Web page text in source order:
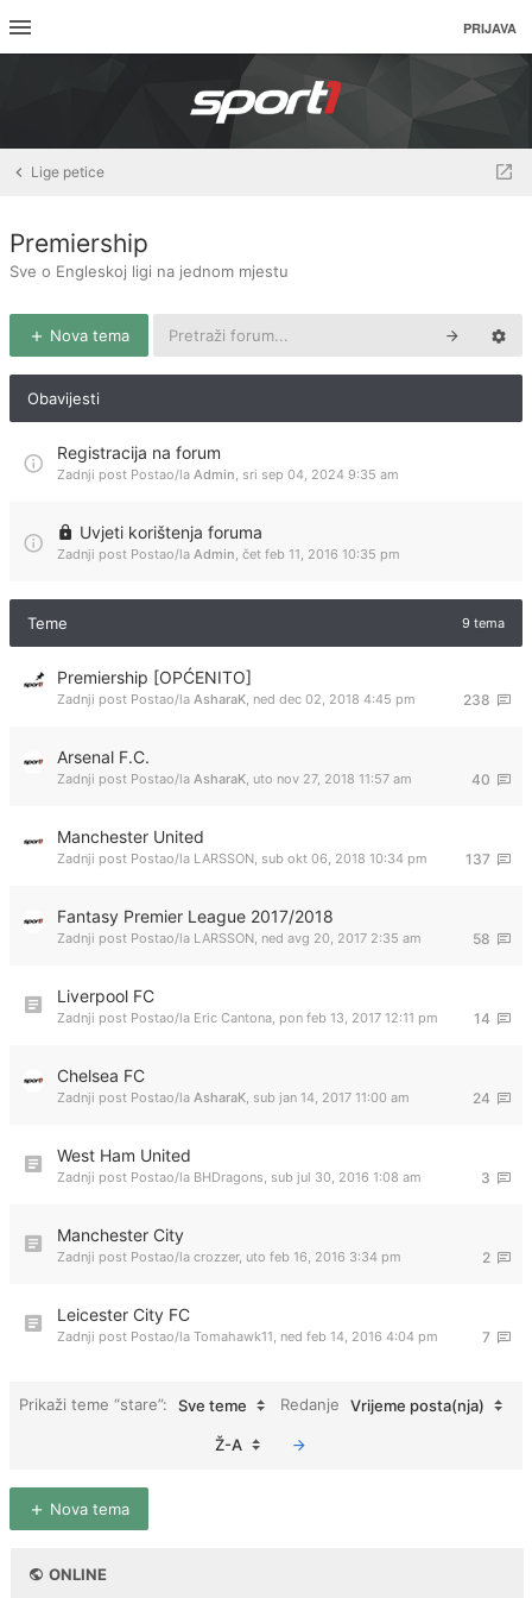
PRIJAVA
Lige petice
Premiership
Sve o Engleskoj ligi na jednom mjestu
Nova tema
Obavijesti
Registracija na forum
Zadnji post Postao/la Admin, sri sep 04, 2024 9:35 am
Uvjeti korištenja foruma
Zadnji post Postao/la Admin, čet feb 11, 2016 10:35 pm
Teme 9 tema
Premiership [OPĆENITO]
238
Zadnji post Postao/la AsharaK, ned dec 02, 2018 4:45 pm
Arsenal F.C.
40
Zadnji post Postao/la AsharaK, uto nov 27, 2018 11:57 am
Manchester United
137
Zadnji post Postao/la LARSSON, sub okt 06, 2018 10:34 pm
Fantasy Premier League 2017/2018
58
Zadnji post Postao/la LARSSON, ned avg 20, 2017 2:35 am
Liverpool FC
14
Zadnji post Postao/la Eric Cantona, pon feb 13, 2017 12:11 pm
Chelsea FC
24
Zadnji post Postao/la AsharaK, sub jan 14, 2017 11:00 am
West Ham United
3
Zadnji post Postao/la BHDragons, sub jul 30, 2016 1:08 am
Manchester City
2
Zadnji post Postao/la crozzer, uto feb 16, 2016 3:34 pm
Leicester City FC
7
Zadnji post Postao/la Tomahawk11, ned feb 14, 2016 4:04 pm
Prikaži teme “stare”: Sve teme Redanje Vrijeme posta(nja)
Ž-A
Nova tema
ONLINE